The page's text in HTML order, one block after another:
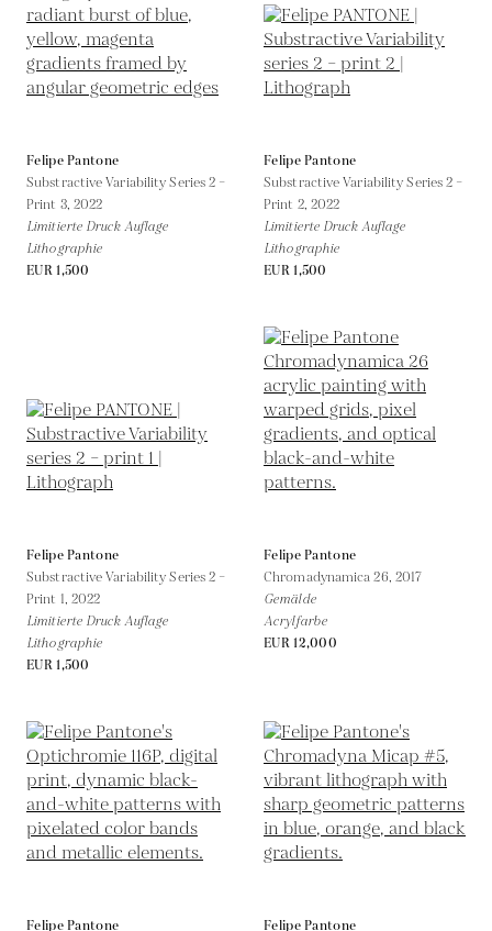
Felipe Pantone
Substractive Variability Series 2 –
Print 3, 2022
Limitierte Druck Auflage
Lithographie
EUR 1,500
Felipe Pantone
Substractive Variability Series 2 –
Print 2, 2022
Limitierte Druck Auflage
Lithographie
EUR 1,500
Felipe Pantone
Substractive Variability Series 2 –
Print 1, 2022
Limitierte Druck Auflage
Lithographie
EUR 1,500
Felipe Pantone
Chromadynamica 26, 2017
Gemälde
Acrylfarbe
EUR 12,000
Felipe Pantone Felipe Pantone